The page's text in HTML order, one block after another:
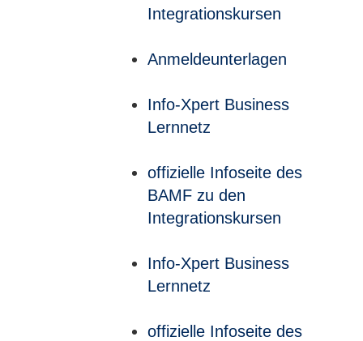
Integrationskursen
Anmeldeunterlagen
Info-Xpert Business
Lernnetz
offizielle Infoseite des
BAMF zu den
Integrationskursen
Info-Xpert Business
Lernnetz
offizielle Infoseite des